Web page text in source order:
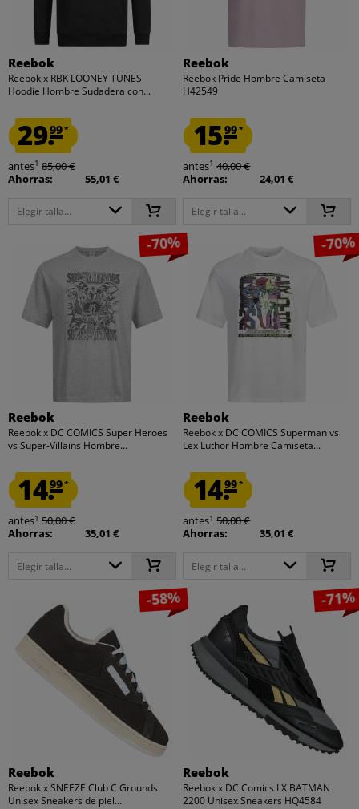
Reebok
Reebok x RBK LOONEY TUNES
Hoodie Hombre Sudadera con...
29.99*
antes1 85,00 €
Ahorras:
55,01 €
Elegir talla...
Reebok
Reebok Pride Hombre Camiseta
H42549
15.99*
antes1 40,00 €
Ahorras:
24,01 €
Elegir talla...
-70%
Reebok
Reebok x DC COMICS Super Heroes
vs Super-Villains Hombre...
14.99*
antes1 50,00 €
Ahorras:
35,01 €
Elegir talla...
-70%
Reebok
Reebok x DC COMICS Superman vs
Lex Luthor Hombre Camiseta...
14.99*
antes1 50,00 €
Ahorras:
35,01 €
Elegir talla...
-58%
Reebok
Reebok x SNEEZE Club C Grounds
Unisex Sneakers de piel...
-71%
Reebok
Reebok x DC Comics LX BATMAN
2200 Unisex Sneakers HQ4584